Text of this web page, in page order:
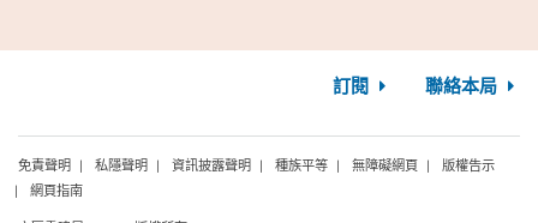
訂閱 聯絡本局
免責聲明 私隱聲明 資訊披露聲明 種族平等 無障礙網頁
版權告示
網頁指南